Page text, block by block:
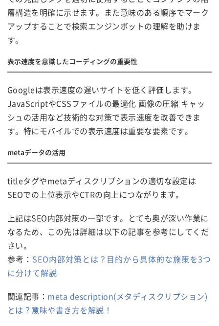
層構造を明確に示せます。また意味のある順序でマーク
アップすることで検索エンジンボットの理解を助けま
す。
表示速度を意識したコーディングの重要性
Googleは表示速度の遅いサイトを低く評価します。
JavaScriptやCSSファイルの最適化 画像の圧縮 キャッ
シュの活用など技術的な対策で表示速度を改善できま
す。特にモバイルでの表示速度は重要な要素です。
metaデータの活用
titleタグやmetaディスクリプションの適切な設定は
SEOでの上位表示やCTRの向上につながります。
上記はSEO内部対策の一部です。とても奥が深い作業に
なるため、この先は詳細は以下の記事を参考にしてくだ
さい。
参考： SEO内部対策とは？目的から具体的な施策を3つ
に分けて解説
関連記事： meta description(メタディスクリプション)
とは？意味や書き方を解説！